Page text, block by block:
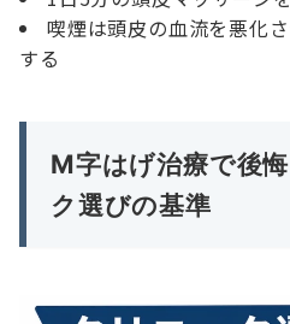
喫煙は頭皮の血流を悪化
する
M字はげ治療で後
ク選びの基準